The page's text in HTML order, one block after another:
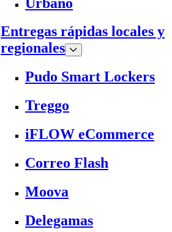
Entregas rápidas locales y
regionales
Pudo Smart Lockers
Treggo
iFLOW eCommerce
Correo Flash
Moova
Delegamas